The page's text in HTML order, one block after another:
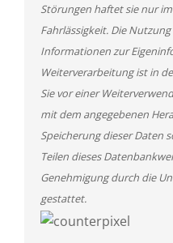
Störungen haftet sie nur
Fahrlässigkeit. Die
Informationen zur
Weiterverarbeitung ist in
Sie vor einer
mit dem angegebenen
Speicherung dieser Daten
Teilen dieses
Genehmigung durch die
gestattet.